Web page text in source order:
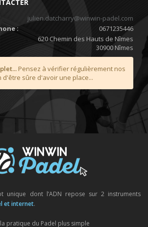
julien.datcharry@winwin-padel.com
:
0671235446
620 Chemin des Hauts de Nîmes
30900 Nîmes
Pensez à vérifier régulièrement nos
sûre d'avoir une place...
unique dont l’ADN repose sur 2 instruments
et internet.
pratique du Padel plus simple